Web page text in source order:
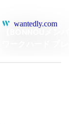
wantedly.com